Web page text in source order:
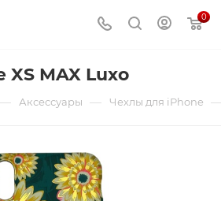
0
XS MAX Luxo
— Аксессуары — Чехлы для iPhone